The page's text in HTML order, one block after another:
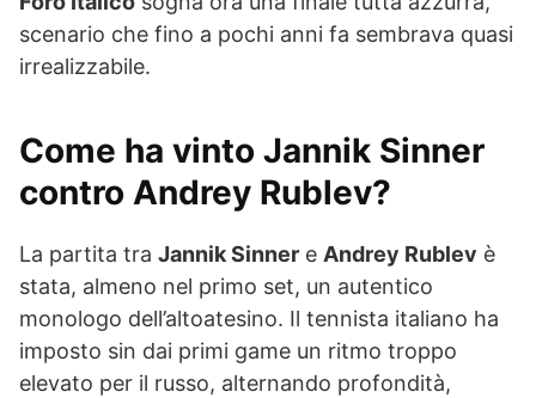
scenario che fino a pochi anni fa sembrava quasi
irrealizzabile.
Come ha vinto Jannik Sinner
contro Andrey Rublev?
La partita tra Jannik Sinner e Andrey Rublev è
stata, almeno nel primo set, un autentico
monologo dell’altoatesino. Il tennista italiano ha
imposto sin dai primi game un ritmo troppo
elevato per il russo, alternando profondità,